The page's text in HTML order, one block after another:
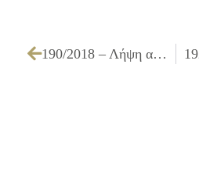
190/2018 – Λήψη απόφασης για την ανάκληση της ΑΑΥ 121/2018 ποσού 5.704,64€, έγκριση πίστωσης, τεχνικών προδιαγραφών, καθορισμός όρων διακήρυξης και καθορισμό τρόπου εκτέλεσης για την «Προμήθεια ειδών για εκδηλώσεις των υπηρεσιών του Δήμου Ιλίου»